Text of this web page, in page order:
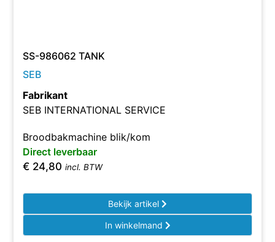
SS-986062 TANK
SEB
Fabrikant
SEB INTERNATIONAL SERVICE
Broodbakmachine blik/kom
Direct leverbaar
€ 24,80 incl. BTW
Bekijk artikel
In winkelmand